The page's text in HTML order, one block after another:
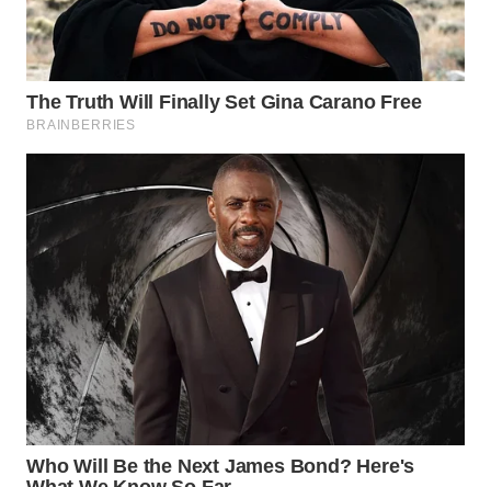
WAHANA
INFRASTRUKTUR
WAHANA
KONSUMEN
LISTRIK
WAHANA
TRAVEL
WAHANA
TV
WAHANANEWS
ID